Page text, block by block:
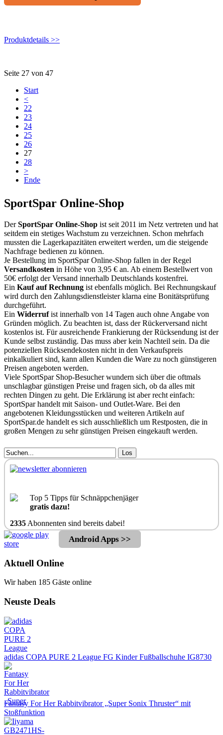
Produktdetails >>
Seite 27 von 47
Start
<
22
23
24
25
26
27
28
>
Ende
SportSpar Online-Shop
DerSportSpar Online-Shop ist seit 2011 im Netz vertreten und hat
seitdem ein stetiges Wachstum zu verzeichnen. Schon mehrfach
mussten die Lagerkapazitäten erweitert werden, um die steigende
Nachfrage bedienen zu können.
Je Bestellung im SportSpar Online-Shop fallen in der Regel
Versandkosten in Höhe von 3,95 € an. Ab einem Bestellwert von
50€ erfolgt der Versand innerhalb Deutschlands kostenfrei.
Ein Kauf auf Rechnung ist ebenfalls möglich. Bei Rechnungskauf
wird durch den Zahlungsdienstleister klarna eine Bonitätsprüfung
durchgeführt.
Ein Widerrufist innerhalb von 14 Tagen auch ohne Angabe von
Gründen möglich. Zu beachten ist, dass der Rückerversand nicht
kostenlos ist. Für ausreichende Frankierung der Rücksendung ist der
Kunde selbst zuständig. Das muss aber kein Nachteil sein. Da die
potenziellen Rücksendekosten nicht in den Verkaufspreis
einkalkuliert sind, kann allen Kunden die Ware zu noch günstigeren
Preisen angeboten werden.
Viele SportSpar Shop-Besucher wundern sich über die oftmals
unschlagbar günstigen Preise und fragen sich, ob da alles mit
rechten Dingen zu geht. Die Erklärung ist aber recht einfach:
SportSpar handelt mit Saison- und Outlet-Ware. Bei den
angebotenen Kleidungsstücken und weiteren Artikeln auf
SportSpar.de handelt es sich ausschließlich um Restposten, die in
großen Mengen zu sehr günstigen Preisen eingekauft werden.
Los
Top 5 Tipps für Schnäppchenjäger
gratis dazu!
2335 Abonnenten sind bereits dabei!
Android Apps >>
Aktuell Online
Wir haben 185 Gäste online
Neuste Deals
adidas COPA PURE 2 League FG Kinder Fußballschuhe IG8730
Fantasy For Her Rabbitvibrator „Super Sonix Thruster“ mit
Stoßfunktion